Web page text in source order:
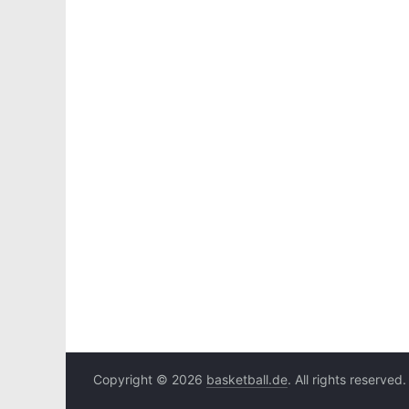
Copyright © 2026 basketball.de. All rights reserved.